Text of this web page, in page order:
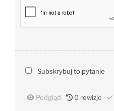
Subskrybuj to pytanie
Podgląd 0 rewizje